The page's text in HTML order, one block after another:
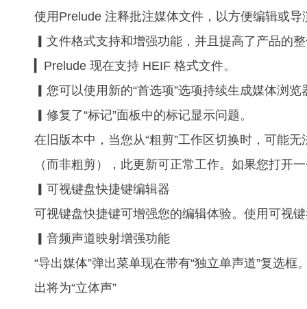
使用Prelude 注释批注媒体文件，以方便编辑或
▎文件格式支持和增强功能，并且提高了产品的
▎Prelude 现在支持 HEIF 格式文件。
▎您可以使用新的“首选项”选项持续生成媒体浏览
▎修复了“标记”面板中的标记显示问题。
在旧版本中，当您从“粗剪”工作区切换时，可能
（而非粗剪），此更新可正常工作。如果您打开
▎可视键盘快捷键编辑器
可视键盘快捷键可增强您的编辑体验。使用可视
▎音频声道映射增强功能
“导出媒体”弹出菜单现在带有“独立单声道”复选
出将为“立体声”